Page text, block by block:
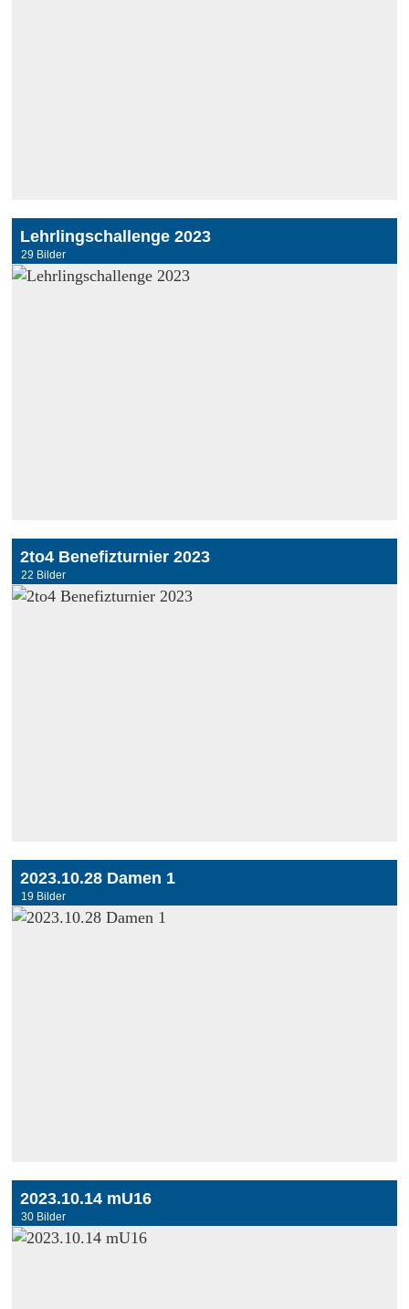
Lehrlingschallenge 2023
29 Bilder
2to4 Benefizturnier 2023
22 Bilder
2023.10.28 Damen 1
19 Bilder
2023.10.14 mU16
30 Bilder